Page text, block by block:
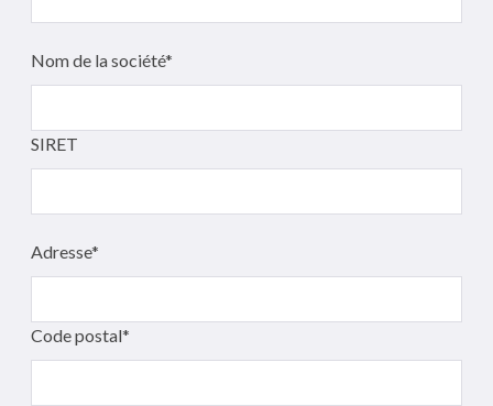
Nom de la société*
SIRET
Adresse*
Code postal*